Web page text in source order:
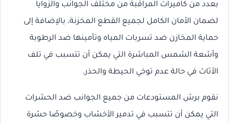
بعدد من كاميرات المراقبة من مختلف الجوانب والزوايا
لضمان الأمان الكامل لجميع القطع المخزنة، بالإضافة إلى
حماية المخازن ضد تسربات المياه وتأمينها ضد الرطوبة
وأشعة الشمس المباشرة التي يمكن أن تتسبب في تلف
الأثاث في حالة عدم توخي الحيطة والحذر.
نقوم برش المستودعات من جميع الجوانب ضد الحشرات
التي يمكن أن تتسبب في تدمير الأخشاب وخصوصًا حشرة